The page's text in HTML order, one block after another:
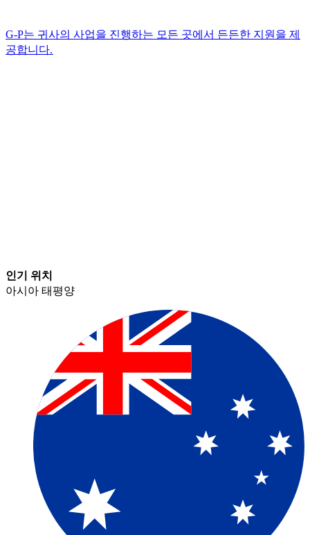
G-P는 귀사의 사업을 진행하는 모든 곳에서 든든한 지원을 제
공합니다.​​
인기 위치​​
아시아 태평양​​